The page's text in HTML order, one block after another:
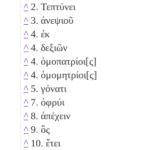
^ 2. Τεπτύνει
^ 3. ἀνεψιοῦ
^ 4. ἐκ
^ 4. δεξιῶν
^ 4. ὁμοπατρίοι[ς]
^ 4. ὁμομητρίοι[ς]
^ 5. γόνατι
^ 7. ὀφρύι
^ 8. ἀπέχειν
^ 9. ὃς
^ 10. ἔτει